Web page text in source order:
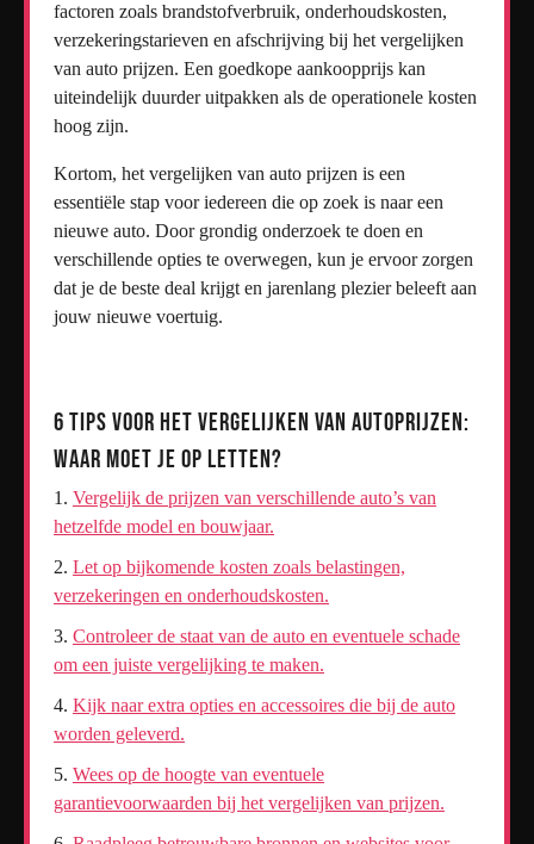
factoren zoals brandstofverbruik, onderhoudskosten,
verzekeringstarieven en afschrijving bij het vergelijken
van auto prijzen. Een goedkope aankoopprijs kan
uiteindelijk duurder uitpakken als de operationele kosten
hoog zijn.
Kortom, het vergelijken van auto prijzen is een
essentiële stap voor iedereen die op zoek is naar een
nieuwe auto. Door grondig onderzoek te doen en
verschillende opties te overwegen, kun je ervoor zorgen
dat je de beste deal krijgt en jarenlang plezier beleeft aan
jouw nieuwe voertuig.
6 Tips voor het Vergelijken van Autoprijzen:
Waar Moet Je Op Letten?
Vergelijk de prijzen van verschillende auto’s van
hetzelfde model en bouwjaar.
Let op bijkomende kosten zoals belastingen,
verzekeringen en onderhoudskosten.
Controleer de staat van de auto en eventuele schade
om een juiste vergelijking te maken.
Kijk naar extra opties en accessoires die bij de auto
worden geleverd.
Wees op de hoogte van eventuele
garantievoorwaarden bij het vergelijken van prijzen.